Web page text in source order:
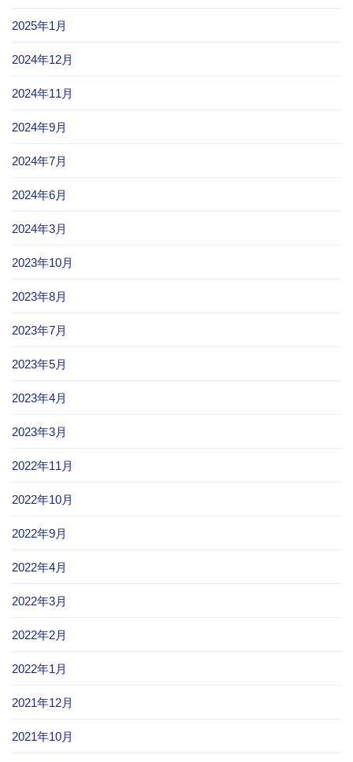
2025年1月
2024年12月
2024年11月
2024年9月
2024年7月
2024年6月
2024年3月
2023年10月
2023年8月
2023年7月
2023年5月
2023年4月
2023年3月
2022年11月
2022年10月
2022年9月
2022年4月
2022年3月
2022年2月
2022年1月
2021年12月
2021年10月